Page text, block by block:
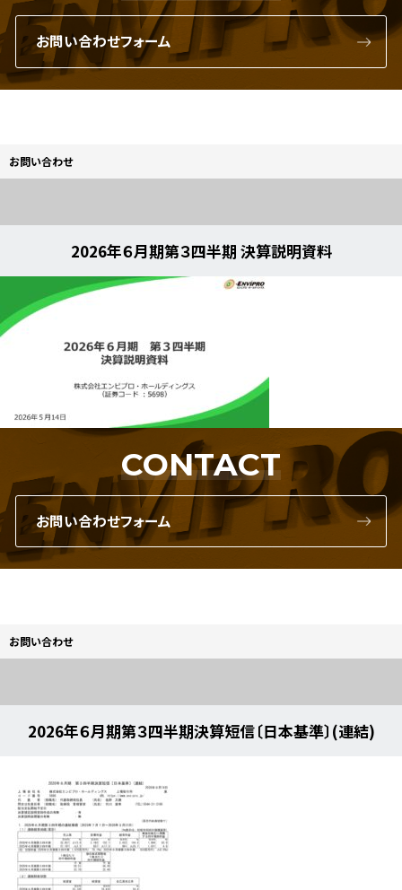
お問い合わせフォーム
お問い合わせ
2026年６月期第３四半期 決算説明資料
CONTACT
お問い合わせフォーム
お問い合わせ
2026年６月期第３四半期決算短信〔日本基準〕(連結)